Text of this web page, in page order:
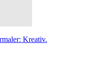
Kreativ.